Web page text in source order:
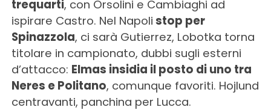
trequarti, con Orsolini e Cambiaghi ad
ispirare Castro. Nel Napoli stop per
Spinazzola, ci sarà Gutierrez, Lobotka torna
titolare in campionato, dubbi sugli esterni
d’attacco: Elmas insidia il posto di uno tra
Neres e Politano, comunque favoriti. Hojlund
centravanti, panchina per Lucca.